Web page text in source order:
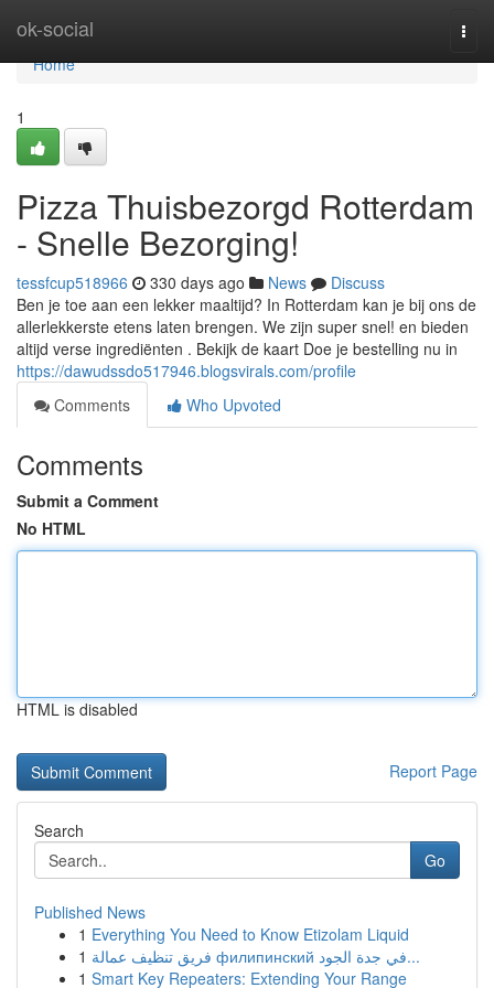
ok-social
Home
Home
1
Pizza Thuisbezorgd Rotterdam
- Snelle Bezorging!
tessfcup518966 330 days ago News
Discuss
Ben je toe aan een lekker maaltijd? In Rotterdam kan je bij ons de
allerlekkerste etens laten brengen. We zijn super snel! en bieden
altijd verse ingrediënten . Bekijk de kaart Doe je bestelling nu in
https://dawudssdo517946.blogsvirals.com/profile
Comments
Who Upvoted
Comments
Submit a Comment
No HTML
HTML is disabled
Report Page
Search
Go
Published News
1 Everything You Need to Know Etizolam Liquid
1
فريق تنظيف عمالة филипинский في جدة الجود...
1 Smart Key Repeaters: Extending Your Range